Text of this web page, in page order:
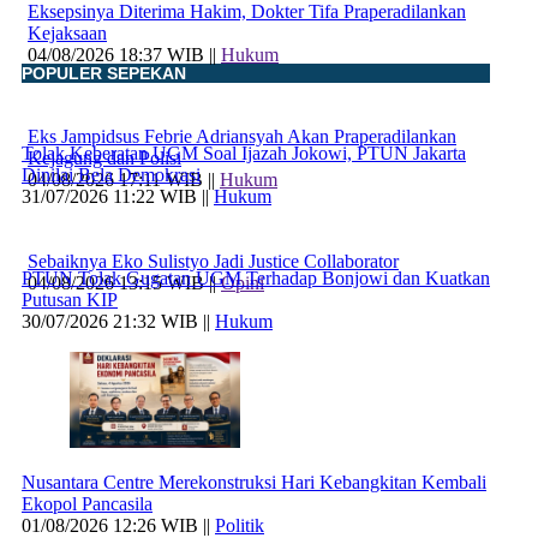
Eksepsinya Diterima Hakim, Dokter Tifa Praperadilankan
Kejaksaan
04/08/2026 18:37 WIB || Hukum
Eks Jampidsus Febrie Adriansyah Akan Praperadilankan
Kejagung dan Polisi
04/08/2026 17:11 WIB || Hukum
Sebaiknya Eko Sulistyo Jadi Justice Collaborator
04/08/2026 13:15 WIB ||Opini
POPULER SEPEKAN
Tolak Keberatan UGM Soal Ijazah Jokowi, PTUN Jakarta
Dinilai Bela Demokrasi
31/07/2026 11:22 WIB ||Hukum
PTUN Tolak Gugatan UGM Terhadap Bonjowi dan Kuatkan
Putusan KIP
30/07/2026 21:32 WIB || Hukum
Nusantara Centre Merekonstruksi Hari Kebangkitan Kembali
Ekopol Pancasila
01/08/2026 12:26 WIB || Politik